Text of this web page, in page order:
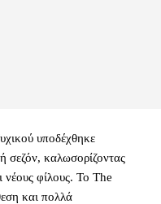
υποδέχθηκε
σεζόν, καλωσορίζοντας
νέους φίλους. Το Τhe
και πολλά